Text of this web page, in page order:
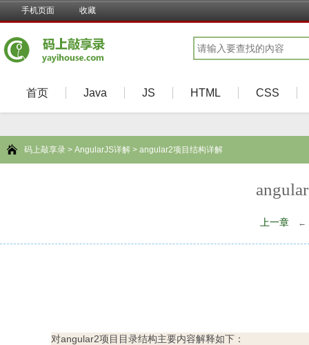
手机页面 收藏
首页 Java JS HTML CSS
码上敲享录 > AngularJS详解 > angular2项目结构详解
上一章 ←
对angular2项目目录结构主要内容解释如下：